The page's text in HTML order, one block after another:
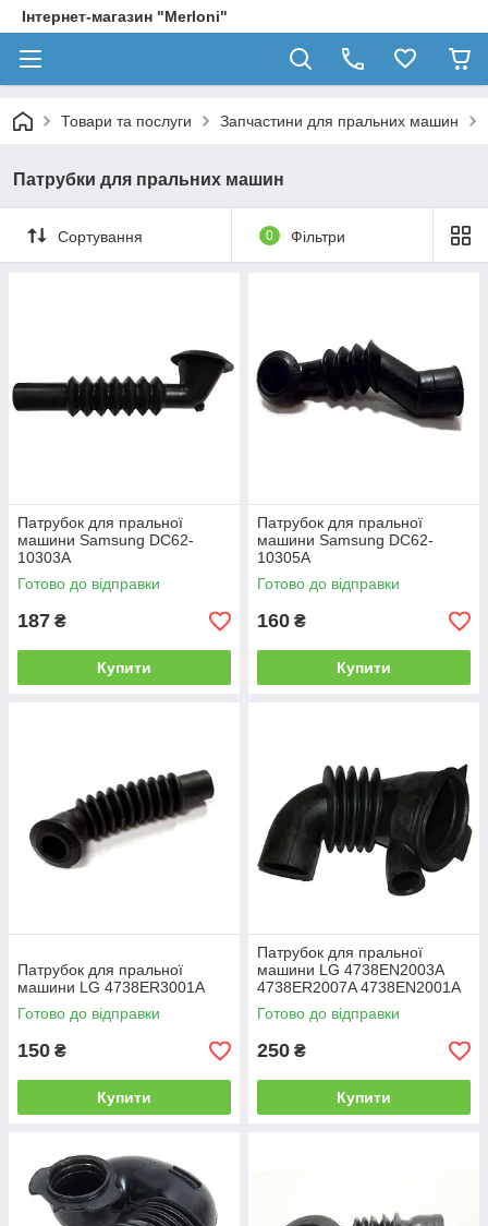
Інтернет-магазин "Merloni"
Товари та послуги Запчастини для пральних машин
Патрубки для пральних машин
Сортування 0 Фільтри
Патрубок для пральної
машини Samsung DC62-
10303A
Готово до відправки
187 ₴
Купити
Патрубок для пральної
машини Samsung DC62-
10305A
Готово до відправки
160 ₴
Купити
Патрубок для пральної
машини LG 4738ER3001A
Готово до відправки
150 ₴
Купити
Патрубок для пральної
машини LG 4738EN2003A
4738ER2007A 4738EN2001A
Готово до відправки
250 ₴
Купити